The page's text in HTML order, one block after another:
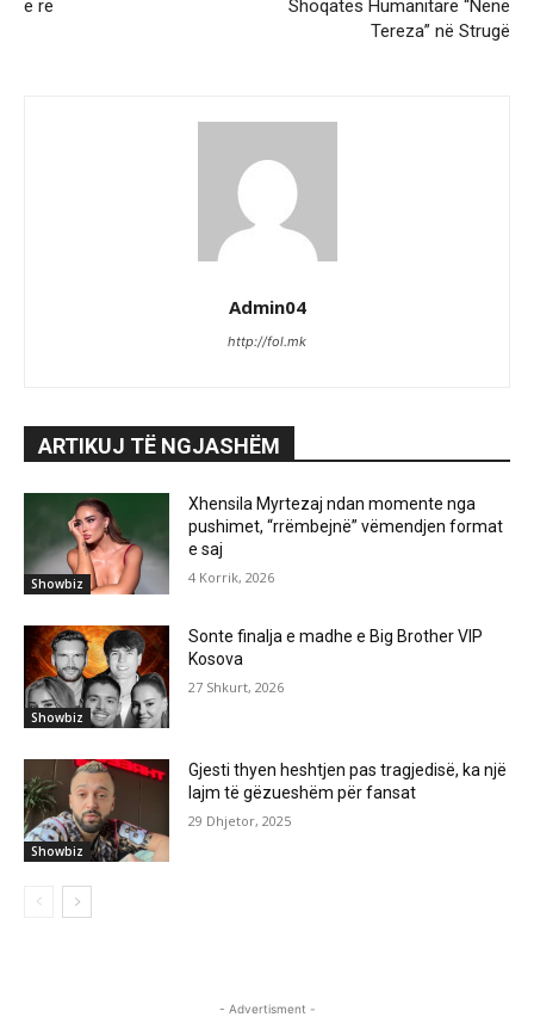
e re
Shoqatës Humanitare “Nënë
Tereza” në Strugë
Admin04
http://fol.mk
ARTIKUJ TË NGJASHËM
Showbiz
Xhensila Myrtezaj ndan momente nga
pushimet, “rrëmbejnë” vëmendjen format
e saj
4 Korrik, 2026
Showbiz
Sonte finalja e madhe e Big Brother VIP
Kosova
27 Shkurt, 2026
Showbiz
Gjesti thyen heshtjen pas tragjedisë, ka një
lajm të gëzueshëm për fansat
29 Dhjetor, 2025
- Advertisment -